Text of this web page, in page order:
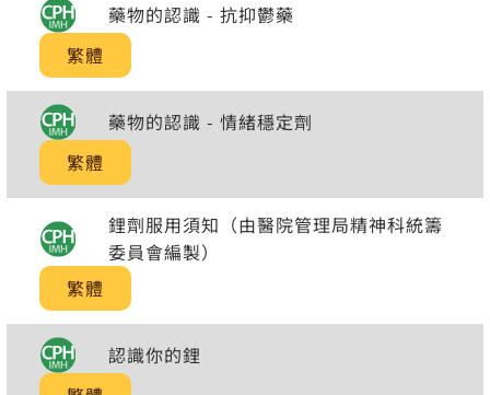
藥物的認識 - 抗抑鬱藥
繁體
藥物的認識 - 情緒穩定劑
繁體
鋰劑服用須知（由醫院管理局精神科統籌
委員會編製）
繁體
認識你的鋰